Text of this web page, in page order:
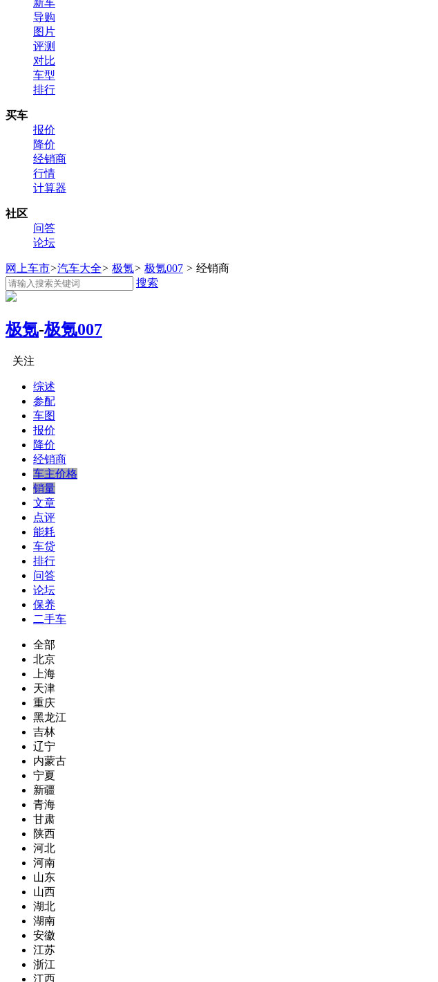
新车
导购
图片
评测
对比
车型
排行
买车
报价
降价
经销商
行情
计算器
社区
问答
论坛
网上车市>汽车大全> 极氪> 极氪007 > 经销商
搜索
极氪-极氪007
关注
综述
参配
车图
报价
降价
经销商
车主价格
销量
文章
点评
能耗
车贷
排行
问答
论坛
保养
二手车
全部
北京
上海
天津
重庆
黑龙江
吉林
辽宁
内蒙古
宁夏
新疆
青海
甘肃
陕西
河北
河南
山东
山西
湖北
湖南
安徽
江苏
浙江
江西